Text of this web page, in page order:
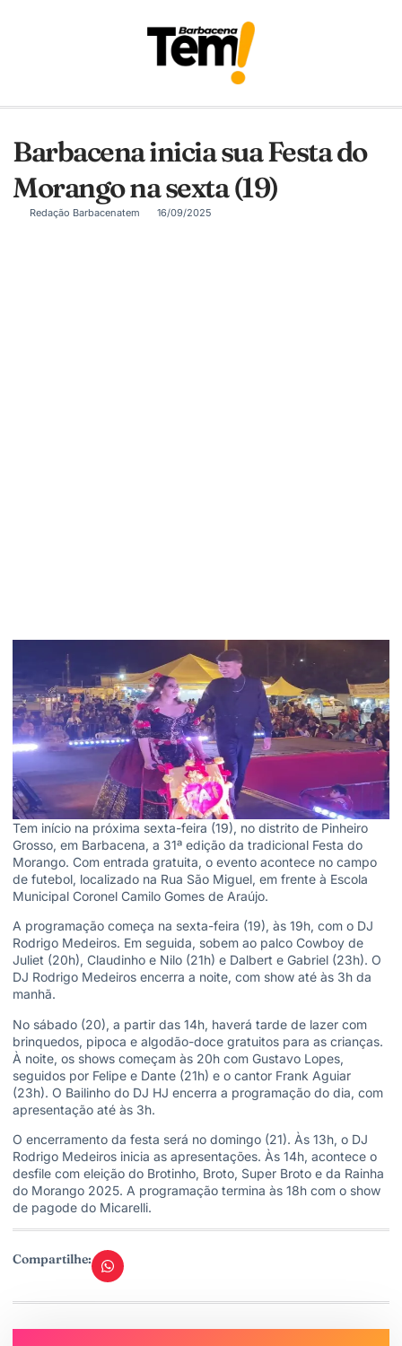
Barbacena inicia sua Festa do
Morango na sexta (19)
Redação Barbacenatem 16/09/2025
Tem início na próxima sexta-feira (19), no distrito de Pinheiro
Grosso, em Barbacena, a 31ª edição da tradicional Festa do
Morango. Com entrada gratuita, o evento acontece no campo
de futebol, localizado na Rua São Miguel, em frente à Escola
Municipal Coronel Camilo Gomes de Araújo.
A programação começa na sexta-feira (19), às 19h, com o DJ
Rodrigo Medeiros. Em seguida, sobem ao palco Cowboy de
Juliet (20h), Claudinho e Nilo (21h) e Dalbert e Gabriel (23h). O
DJ Rodrigo Medeiros encerra a noite, com show até às 3h da
manhã.
No sábado (20), a partir das 14h, haverá tarde de lazer com
brinquedos, pipoca e algodão-doce gratuitos para as crianças.
À noite, os shows começam às 20h com Gustavo Lopes,
seguidos por Felipe e Dante (21h) e o cantor Frank Aguiar
(23h). O Bailinho do DJ HJ encerra a programação do dia, com
apresentação até às 3h.
O encerramento da festa será no domingo (21). Às 13h, o DJ
Rodrigo Medeiros inicia as apresentações. Às 14h, acontece o
desfile com eleição do Brotinho, Broto, Super Broto e da Rainha
do Morango 2025. A programação termina às 18h com o show
de pagode do Micarelli.
Compartilhe: